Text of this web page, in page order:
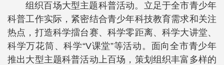
组织百场大型主题科普活动。立足于全市青少年
科普工作实际，紧密结合青少年科技教育需求和关注
热点，打造科学擂台赛、科学零距离、科学大讲堂、
科学万花筒、科学“V课堂”等活动。面向全市青少年
推出大型主题科普活动上百场，策划组织丰富多样的